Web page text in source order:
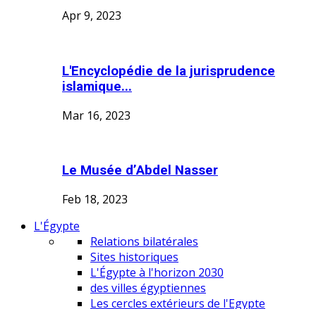
Apr 9, 2023
L'Encyclopédie de la jurisprudence
islamique...
Mar 16, 2023
Le Musée d’Abdel Nasser
Feb 18, 2023
L'Égypte
Relations bilatérales
Sites historiques
L'Égypte à l'horizon 2030
des villes égyptiennes
Les cercles extérieurs de l'Egypte